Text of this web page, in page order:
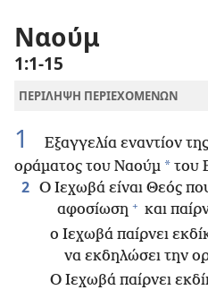
Ναούμ
1:1-15
ΠΕΡΙΛΗΨΗ ΠΕΡΙΕΧΟΜΕΝΩΝ
1 Εξαγγελία εναντίον
οράματος του Ναούμ * του
2 Ο Ιεχωβά είναι Θεός
αφοσίωση + και
ο Ιεχωβά παίρνει
να εκδηλώσει την
Ο Ιεχωβά παίρνει